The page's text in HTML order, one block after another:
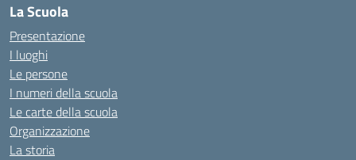
La Scuola
Presentazione
I luoghi
Le persone
I numeri della scuola
Le carte della scuola
Organizzazione
La storia